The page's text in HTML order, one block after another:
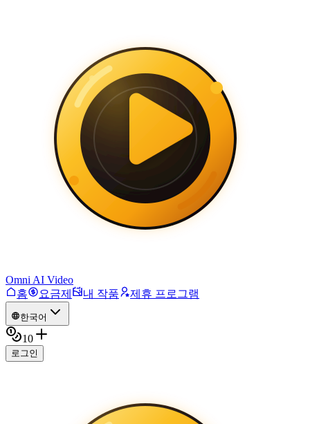
Omni AI Video
홈
요금제 내 작품 제휴 프로그램
한국어
10
로그인